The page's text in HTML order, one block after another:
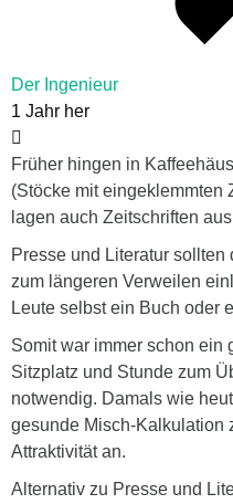
Der Ingenieur
1 Jahr her
Früher hingen in
(Stöcke mit eingeklemmten
lagen auch Zeitschriften
Presse und Literatur sollten
zum längeren Verweilen
Leute selbst ein Buch oder
Somit war immer schon ein
Sitzplatz und Stunde zum
notwendig. Damals wie
gesunde Misch-Kalkulation
Attraktivität an.
Alternativ zu Presse und